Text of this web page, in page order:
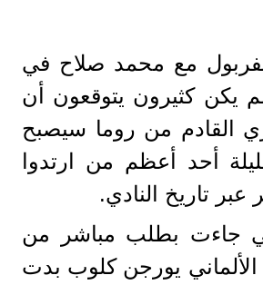
مع محمد صلاح في
2017، لم يكن كثيرون يتوقعون أن
القادم من روما سيصبح
أحد أعظم من ارتدوا
عبر تاريخ النادي.
جاءت بطلب مباشر من
يورجن كلوب بدت